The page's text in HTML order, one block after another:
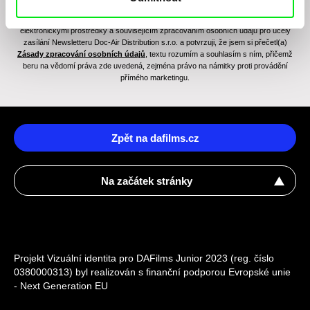
Odesláním registrace k Newsletteru souhlasím se zasíláním obchodních sdělení
elektronickými prostředky a souvisejícím zpracováním osobních údajů pro účely
zasílání Newsletteru Doc-Air Distribution s.r.o. a potvrzuji, že jsem si přečetl(a)
Zásady zpracování osobních údajů , textu rozumím a souhlasím s ním, přičemž
beru na vědomí práva zde uvedená, zejména právo na námitky proti provádění
přímého marketingu.
Zpět na dafilms.cz
Na začátek stránky
Projekt Vizuální identita pro DAFilms Junior 2023 (reg. číslo
0380000313) byl realizován s finanční podporou Evropské unie
- Next Generation EU